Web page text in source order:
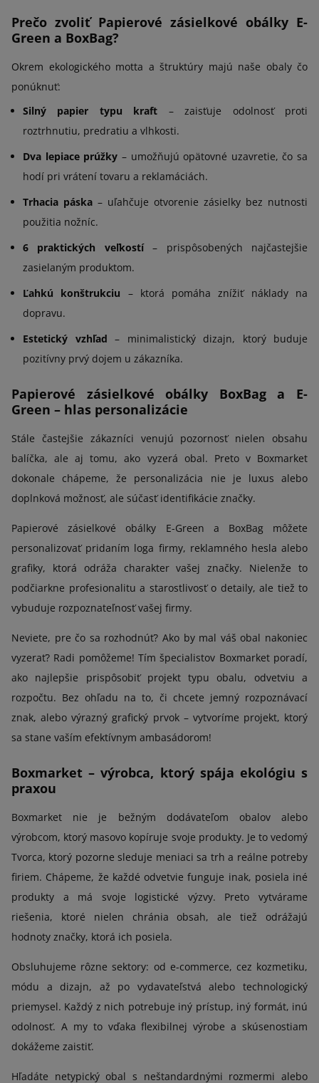
Prečo zvoliť Papierové zásielkové obálky E-
Green a BoxBag?
Okrem ekologického motta a štruktúry majú naše obaly čo
ponúknuť:
Silný papier typu kraft – zaisťuje odolnosť proti
roztrhnutiu, predratiu a vlhkosti.
Dva lepiace prúžky – umožňujú opätovné uzavretie, čo sa
hodí pri vrátení tovaru a reklamáciách.
Trhacia páska – uľahčuje otvorenie zásielky bez nutnosti
použitia nožníc.
6 praktických veľkostí– prispôsobených najčastejšie
zasielaným produktom.
Ľahkú konštrukciu – ktorá pomáha znížiť náklady na
dopravu.
Estetický vzhľad – minimalistický dizajn, ktorý buduje
pozitívny prvý dojem u zákazníka.
Papierové zásielkové obálky BoxBag a E-
Green – hlas personalizácie
Stále častejšie zákazníci venujú pozornosť nielen obsahu
balíčka, ale aj tomu, ako vyzerá obal. Preto v Boxmarket
dokonale chápeme, že personalizácia nie je luxus alebo
doplnková možnosť, ale súčasť identifikácie značky.
Papierové zásielkové obálky E-Green a BoxBag môžete
personalizovať pridaním loga firmy, reklamného hesla alebo
grafiky, ktorá odráža charakter vašej značky. Nielenže to
podčiarkne profesionalitu a starostlivosť o detaily, ale tiež to
vybuduje rozpoznateľnosť vašej firmy.
Neviete, pre čo sa rozhodnúť? Ako by mal váš obal nakoniec
vyzerať? Radi pomôžeme! Tím špecialistov Boxmarket poradí,
ako najlepšie prispôsobiť projekt typu obalu, odvetviu a
rozpočtu. Bez ohľadu na to, či chcete jemný rozpoznávací
znak, alebo výrazný grafický prvok – vytvoríme projekt, ktorý
sa stane vaším efektívnym ambasádorom!
Boxmarket – výrobca, ktorý spája ekológiu s
praxou
Boxmarket nie je bežným dodávateľom obalov alebo
výrobcom, ktorý masovo kopíruje svoje produkty. Je to vedomý
Tvorca, ktorý pozorne sleduje meniaci sa trh a reálne potreby
firiem. Chápeme, že každé odvetvie funguje inak, posiela iné
produkty a má svoje logistické výzvy. Preto vytvárame
riešenia, ktoré nielen chránia obsah, ale tiež odrážajú
hodnoty značky, ktorá ich posiela.
Obsluhujeme rôzne sektory: od e-commerce, cez kozmetiku,
módu a dizajn, až po vydavateľstvá alebo technologický
priemysel. Každý z nich potrebuje iný prístup, iný formát, inú
odolnosť. A my to vďaka flexibilnej výrobe a skúsenostiam
dokážeme zaistiť.
Hľadáte netypický obal s neštandardnými rozmermi alebo